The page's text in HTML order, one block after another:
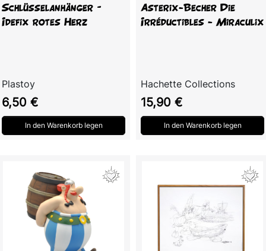
Schlüsselanhänger –
Idefix rotes Herz
Plastoy
Preis
6,50 €
In den Warenkorb legen
Asterix-Becher Die
Irréductibles - Miraculix
Hachette Collections
Preis
15,90 €
In den Warenkorb legen